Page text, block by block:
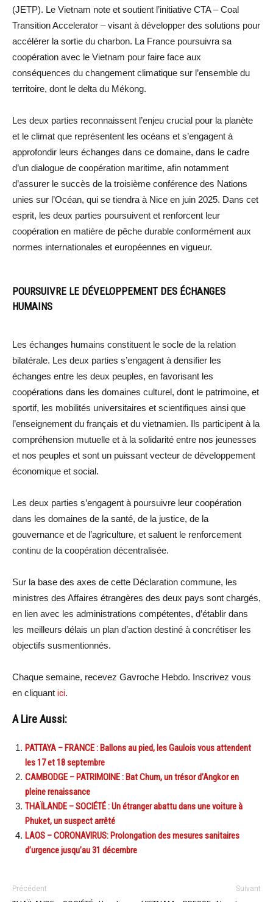
(JETP). Le Vietnam note et soutient l’initiative CTA – Coal
Transition Accelerator – visant à développer des solutions pour
accélérer la sortie du charbon. La France poursuivra sa
coopération avec le Vietnam pour faire face aux
conséquences du changement climatique sur l’ensemble du
territoire, dont le delta du Mékong.
Les deux parties reconnaissent l’enjeu crucial pour la planète
et le climat que représentent les océans et s’engagent à
approfondir leurs échanges dans ce domaine, dans le cadre
d’un dialogue de coopération maritime, afin notamment
d’assurer le succès de la troisième conférence des Nations
unies sur l’Océan, qui se tiendra à Nice en juin 2025. Dans cet
esprit, les deux parties poursuivent et renforcent leur
coopération en matière de pêche durable conformément aux
normes internationales et européennes en vigueur.
POURSUIVRE LE DÉVELOPPEMENT DES ÉCHANGES
HUMAINS
Les échanges humains constituent le socle de la relation
bilatérale. Les deux parties s’engagent à densifier les
échanges entre les deux peuples, en favorisant les
coopérations dans les domaines culturel, dont le patrimoine, et
sportif, les mobilités universitaires et scientifiques ainsi que
l’enseignement du français et du vietnamien. Ils participent à la
compréhension mutuelle et à la solidarité entre nos jeunesses
et nos peuples et sont un puissant vecteur de développement
économique et social.
Les deux parties s’engagent à poursuivre leur coopération
dans les domaines de la santé, de la justice, de la
gouvernance et de l’agriculture, et saluent le renforcement
continu de la coopération décentralisée.
Sur la base des axes de cette Déclaration commune, les
ministres des Affaires étrangères des deux pays sont chargés,
en lien avec les administrations compétentes, d’établir dans
les meilleurs délais un plan d’action destiné à concrétiser les
objectifs susmentionnés.
Chaque semaine, recevez Gavroche Hebdo. Inscrivez vous
en cliquant ici.
A Lire Aussi:
PATTAYA – FRANCE : Ballons au pied, les Gaulois vous attendent
les 17 et 18 septembre
CAMBODGE – PATRIMOINE : Bat Chum, un trésor d’Angkor en
pleine renaissance
THAÏLANDE – SOCIÉTÉ : Un étranger abattu dans une voiture à
Phuket, un suspect arrêté
LAOS – CORONAVIRUS: Prolongation des mesures sanitaires
d’urgence jusqu’au 31 décembre
Précédent Suivant